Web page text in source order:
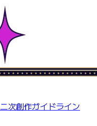
二次創作ガイドライン